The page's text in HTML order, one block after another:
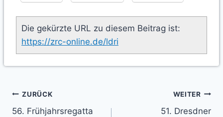
Die gekürzte URL zu diesem Beitrag ist:
https://zrc-online.de/ldri
Beitragsnavigation
ZURÜCK
56. Frühjahrsregatta
WEITER
51. Dresdner